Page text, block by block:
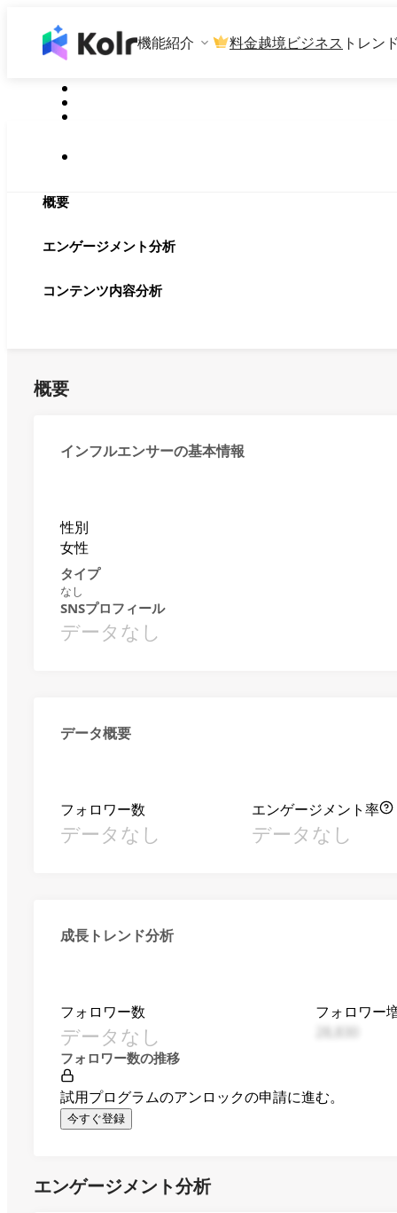
機能紹介 料金越境ビジネス トレン
概要
エンゲージメント分析
コンテンツ内容分析
概要
インフルエンサーの基本情報
性別
女性
タイプ
なし
SNSプロフィール
データなし
データ概要
フォロワー数
データなし
エンゲージメント率
データなし
成長トレンド分析
フォロワー数
データなし
フォロワー
フォロワー数の推移
試用プログラムのアンロックの申請に進む。
今すぐ登録
エンゲージメント分析